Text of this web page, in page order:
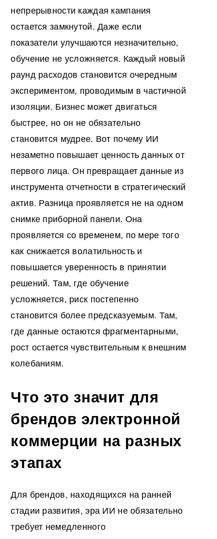
непрерывности каждая кампания
остается замкнутой. Даже если
показатели улучшаются незначительно,
обучение не усложняется. Каждый новый
раунд расходов становится очередным
экспериментом, проводимым в частичной
изоляции. Бизнес может двигаться
быстрее, но он не обязательно
становится мудрее. Вот почему ИИ
незаметно повышает ценность данных от
первого лица. Он превращает данные из
инструмента отчетности в стратегический
актив. Разница проявляется не на одном
снимке приборной панели. Она
проявляется со временем, по мере того
как снижается волатильность и
повышается уверенность в принятии
решений. Там, где обучение
усложняется, риск постепенно
становится более предсказуемым. Там,
где данные остаются фрагментарными,
рост остается чувствительным к внешним
колебаниям.
Что это значит для
брендов электронной
коммерции на разных
этапах
Для брендов, находящихся на ранней
стадии развития, эра ИИ не обязательно
требует немедленного